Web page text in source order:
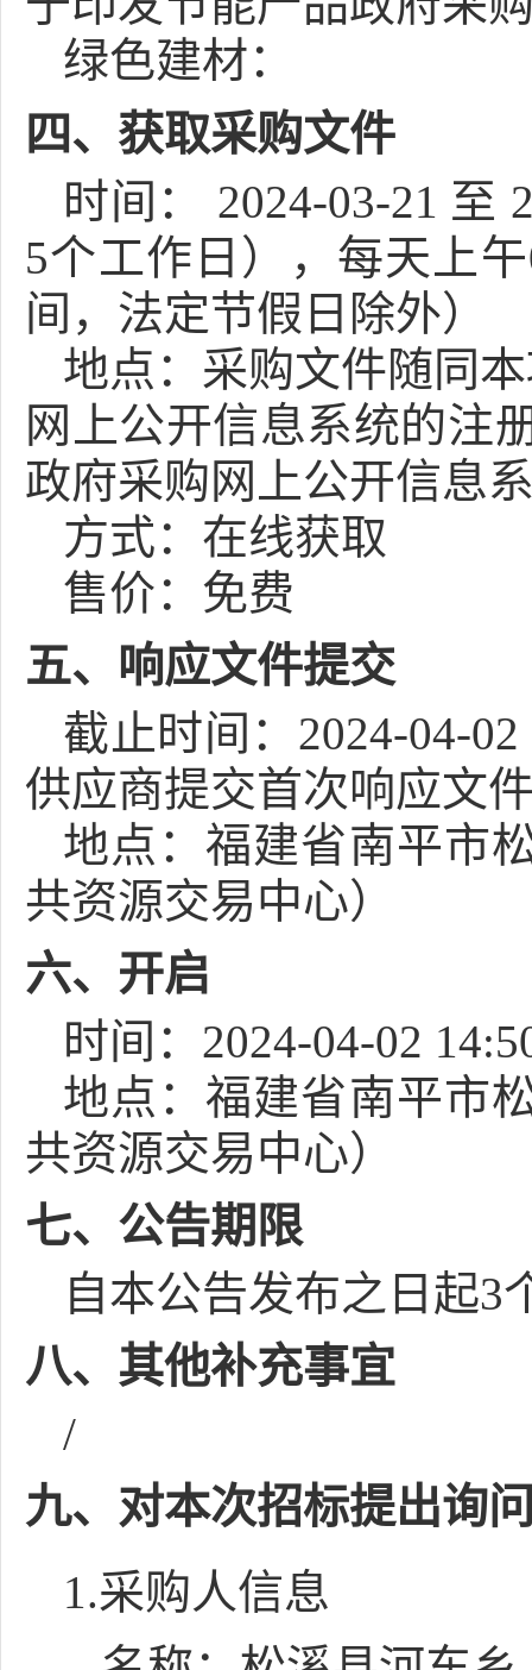
绿色建材：
四、获取采购文件
时间：
2024-03-21 至
5个工作日），每天上午
间，法定节假日除外）
地点： 采购文件随同
网上公开信息系统的注
政府采购网上公开信息
方式： 在线获取
售价：免费
五、响应文件提交
截止时间： 2024-04-
供应商提交首次响应文
地点： 福建省南平市
共资源交易中心）
六、开启
时间： 2024-04-02
地点： 福建省南平市
共资源交易中心）
七、公告期限
自本公告发布之日起3
八、其他补充事宜
/
九、对本次招标提出询
1.采购人信息